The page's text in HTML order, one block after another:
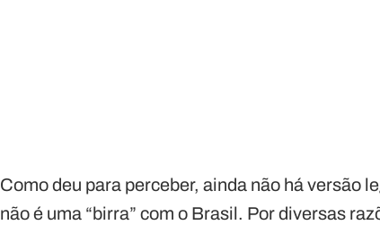
Como deu para perceber, ainda não há versão
não é uma “birra” com o Brasil. Por diversas